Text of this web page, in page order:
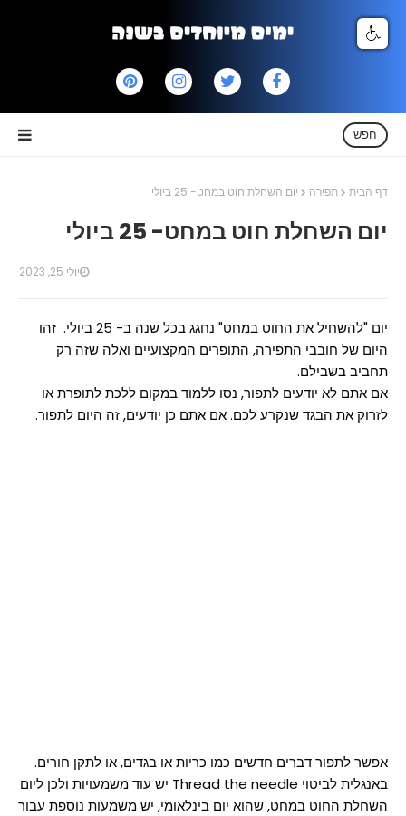
חפש
דף הבית תפירה יום השחלת חוט במחט- 25 ביולי
יום השחלת חוט במחט- 25 ביולי
יולי 25, 2023
יום "להשחיל את החוט במחט" נחגג בכל שנה ב- 25 ביולי. זהו
היום של חובבי התפירה, התופרים המקצועיים ואלה שזה רק
תחביב בשבילם.
אם אתם לא יודעים לתפור, נסו ללמוד במקום ללכת לתופרת או
לזרוק את הבגד שנקרע לכם. אם אתם כן יודעים, זה היום לתפור.
אפשר לתפור דברים חדשים כמו כריות או בגדים, או לתקן חורים.
באנגלית לביטוי Thread the needle יש עוד משמעויות ולכן ליום
השחלת החוט במחט, שהוא יום בינלאומי, יש משמעות נוספת עבור